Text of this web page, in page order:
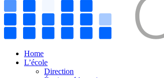
Home
L’école
Direction